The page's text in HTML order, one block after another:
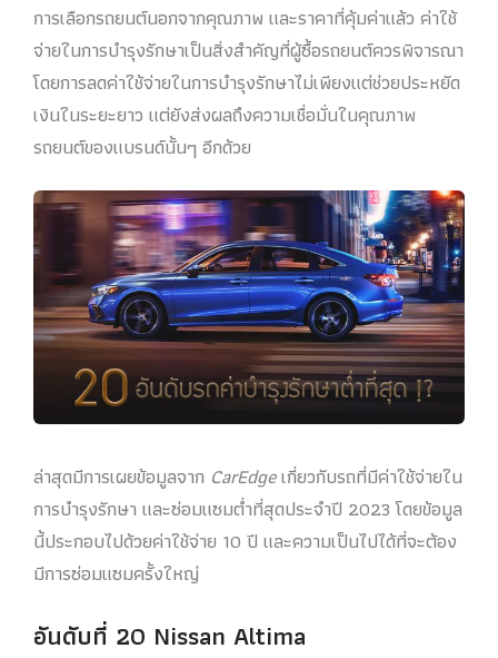
การเลือกรถยนต์นอกจากคุณภาพ และราคาที่คุ้มค่าแล้ว ค่าใช้
จ่ายในการบำรุงรักษาเป็นสิ่งสำคัญที่ผู้ซื้อรถยนต์ควรพิจารณา
โดยการลดค่าใช้จ่ายในการบำรุงรักษาไม่เพียงแต่ช่วยประหยัด
เงินในระยะยาว แต่ยังส่งผลถึงความเชื่อมั่นในคุณภาพ
รถยนต์ของแบรนด์นั้นๆ อีกด้วย
ล่าสุดมีการเผยข้อมูลจาก CarEdgeเกี่ยวกับรถที่มีค่าใช้จ่ายใน
การบํารุงรักษา และซ่อมแซมต่ำที่สุดประจำปี 2023 โดยข้อมูล
นี้ประกอบไปด้วยค่าใช้จ่าย 10 ปี และความเป็นไปได้ที่จะต้อง
มีการซ่อมแซมครั้งใหญ่
อันดับที่ 20 Nissan Altima